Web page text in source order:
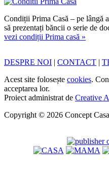
Condiții Prima Casă – pe lângă
să prezentați băncii o serie de
vezi condiții Prima casă »
DESPRE NOI | CONTACT |
Acest site folosește cookies.
acceptarea lor.
Proiect administrat de Creative
Copyright © 2026 Concept Casa